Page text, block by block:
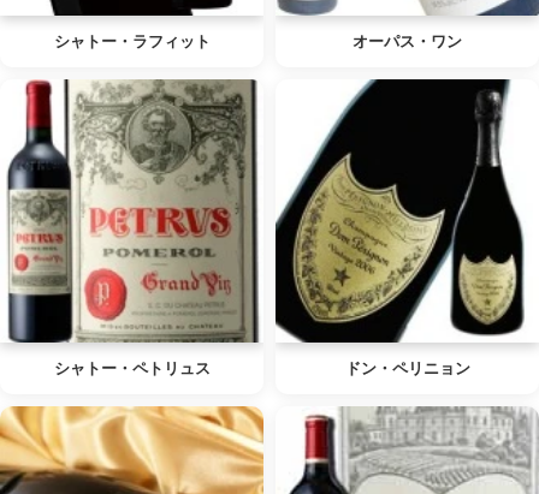
シャトー・ラフィット オーパス・ワン
シャトー・ペトリュス ドン・ペリニョン